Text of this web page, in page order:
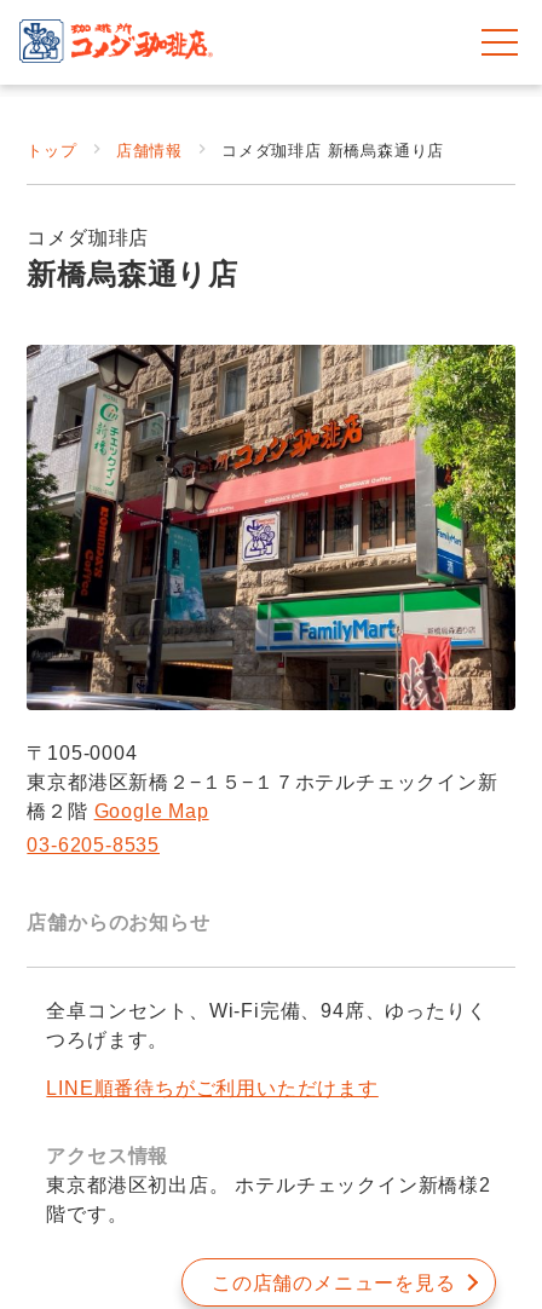
トップ 店舗情報 コメダ珈琲店 新橋烏森通り店
コメダ珈琲店
新橋烏森通り店
〒105-0004
東京都港区新橋２−１５−１７ホテルチェックイン新
橋２階 Google Map
03-6205-8535
店舗からのお知らせ
全卓コンセント、Wi-Fi完備、94席、ゆったりく
つろげます。
LINE順番待ちがご利用いただけます
アクセス情報
東京都港区初出店。 ホテルチェックイン新橋様2
階です。
この店舗のメニューを見る